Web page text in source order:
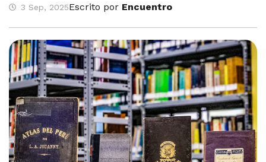
3 Sep, 2025Escrito por Encuentro